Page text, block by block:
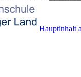
Hauptinhalt